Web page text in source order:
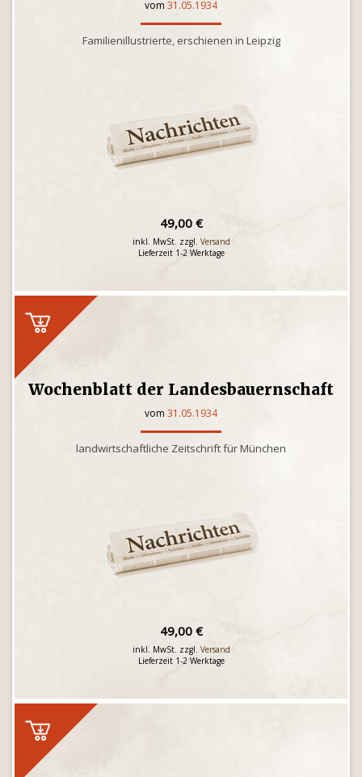
vom 31.05.1934
Familienillustrierte, erschienen in Leipzig
49,00 €
inkl. MwSt. zzgl. Versand
Lieferzeit 1-2 Werktage
Wochenblatt der Landesbauernschaft
vom 31.05.1934
landwirtschaftliche Zeitschrift für München
49,00 €
inkl. MwSt. zzgl. Versand
Lieferzeit 1-2 Werktage